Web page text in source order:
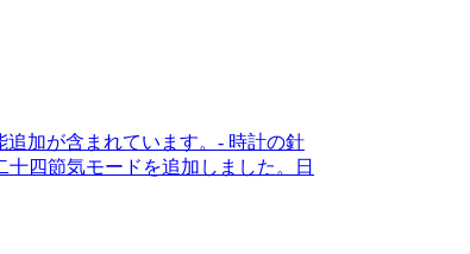
加が含まれています。- 時計の針
四節気モードを追加しました。日